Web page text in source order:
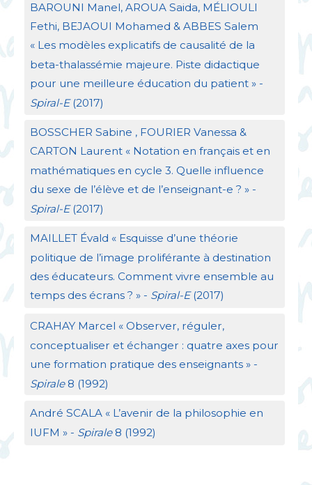
BAROUNI Manel, AROUASaida, MÉLIOULI
Fethi, BEJAOUI Mohamed & ABBES Salem
« Les modèles explicatifs de causalité de la
beta-thalassémie majeure. Piste didactique
pour une meilleure éducation du patient » -
Spiral-E(2017)
BOSSCHER Sabine , FOURIER Vanessa &
CARTON Laurent « Notation en français et en
mathématiques en cycle 3. Quelle influence
du sexe de l’élève et de l’enseignant-e ? » -
Spiral-E(2017)
MAILLETÉvald « Esquisse d’une théorie
politique de l’image proliférante à destination
des éducateurs. Comment vivre ensemble au
temps des écrans ? » - Spiral-E(2017)
CRAHAYMarcel « Observer, réguler,
conceptualiser et échanger : quatre axes pour
une formation pratique des enseignants » -
Spirale8 (1992)
André SCALA« L’avenir de la philosophie en
IUFM » - Spirale8 (1992)